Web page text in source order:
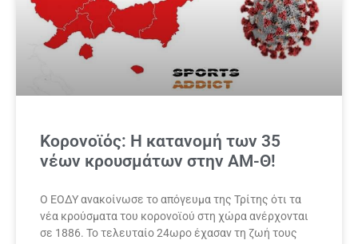
Κορονοϊός: Η κατανομή των 35
νέων κρουσμάτων στην ΑΜ-Θ!
Ο ΕΟΔΥ ανακοίνωσε το απόγευμα της Τρίτης ότι τα
νέα κρούσματα του κορονοϊού στη χώρα ανέρχονται
σε 1886. Το τελευταίο 24ωρο έχασαν τη ζωή τους